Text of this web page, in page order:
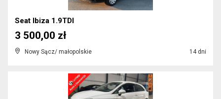
Seat Ibiza 1.9TDI
Nowy Sącz/ małopolskie 14 dni
3 500,00 zł